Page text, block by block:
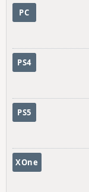
PC
PS4
PS5
XOne